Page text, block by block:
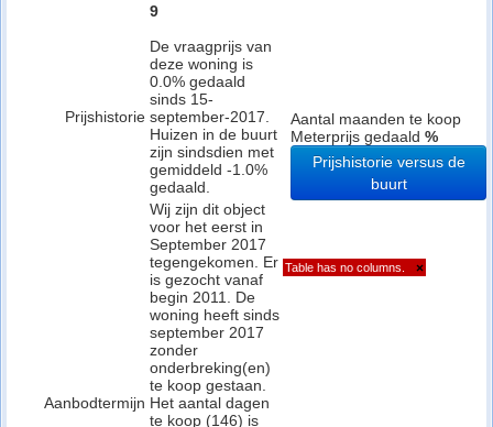
9
Prijshistorie
De vraagprijs van
deze woning is
0.0% gedaald
sinds 15-
september-2017.
Huizen in de buurt
zijn sindsdien met
gemiddeld -1.0%
gedaald.
Aanbodtermijn
Wij zijn dit object
voor het eerst in
September 2017
tegengekomen. Er
is gezocht vanaf
begin 2011. De
woning heeft sinds
september 2017
zonder
onderbreking(en)
te koop gestaan.
Het aantal dagen
te koop (146) is
Aantal maanden te koop
Meterprijs gedaald %
Prijshistorie versus de
buurt
Table has no columns. ×